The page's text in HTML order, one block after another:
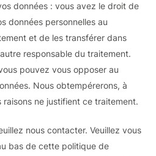
données : vous avez le droit de
données personnelles au
et de les transférer dans
responsable du traitement.
pouvez vous opposer au
Nous obtempérerons, à
raisons ne justifient ce traitement.
nous contacter. Veuillez vous
bas de cette politique de